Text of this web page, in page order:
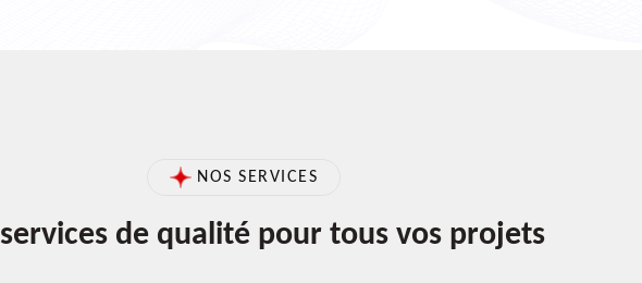
NOS SERVICES
de qualité pour tous vos projets